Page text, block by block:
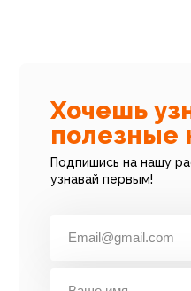
Хочешь
полезные
Подпишись на нашу
узнавай первым!